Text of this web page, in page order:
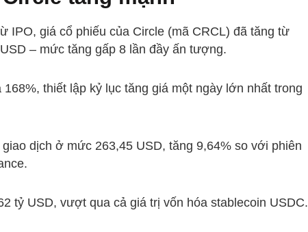
IPO, giá cổ phiếu của Circle (mã CRCL) đã tăng từ
– mức tăng gấp 8 lần đầy ấn tượng.
thiết lập kỷ lục tăng giá một ngày lớn nhất trong
dịch ở mức 263,45 USD, tăng 9,64% so với phiên
tỷ USD, vượt qua cả giá trị vốn hóa stablecoin USDC.